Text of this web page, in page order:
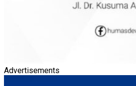
Advertisements